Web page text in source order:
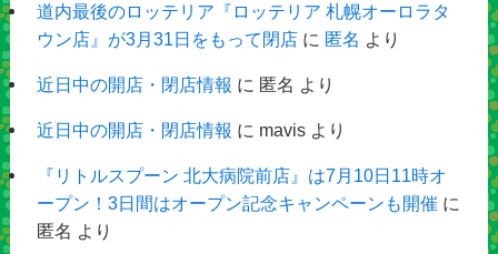
道内最後のロッテリア『ロッテリア 札幌オーロラタ
ウン店』が3月31日をもって閉店に 匿名 より
近日中の開店・閉店情報 に 匿名 より
近日中の開店・閉店情報 に mavisより
『リトルスプーン 北大病院前店』は7月10日11時オ
ープン！3日間はオープン記念キャンペーンも開催 に
匿名 より